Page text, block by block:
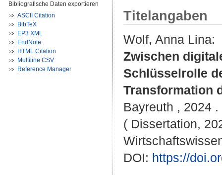
Bibliografische Daten exportieren
ASCII Citation
BibTeX
EP3 XML
EndNote
HTML Citation
Multiline CSV
Reference Manager
Titelangaben
Wolf, Anna Lina:
Zwischen
Schlüsselrolle
Transformation
Bayreuth , 2024
( Dissertation,
DOI: https://